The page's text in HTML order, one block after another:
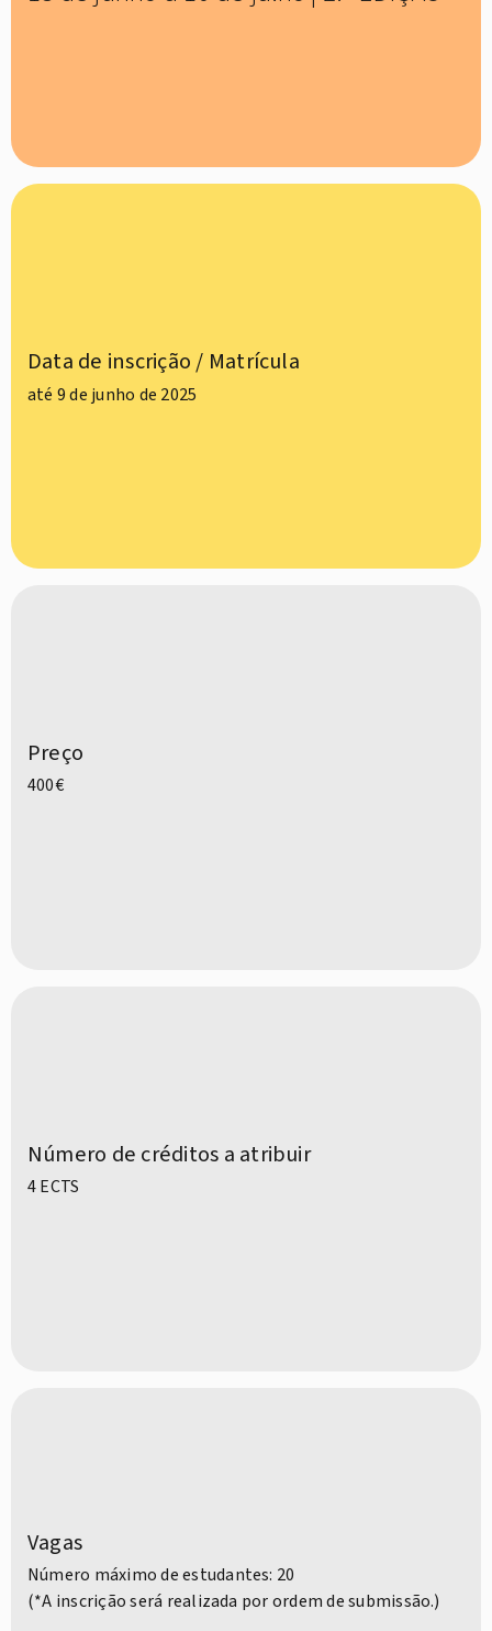
Data de inscrição / Matrícula
até 9 de junho de 2025
Preço
400€
Número de créditos a atribuir
4 ECTS
Vagas
Número máximo de estudantes: 20
(*A inscrição será realizada por ordem de submissão.)